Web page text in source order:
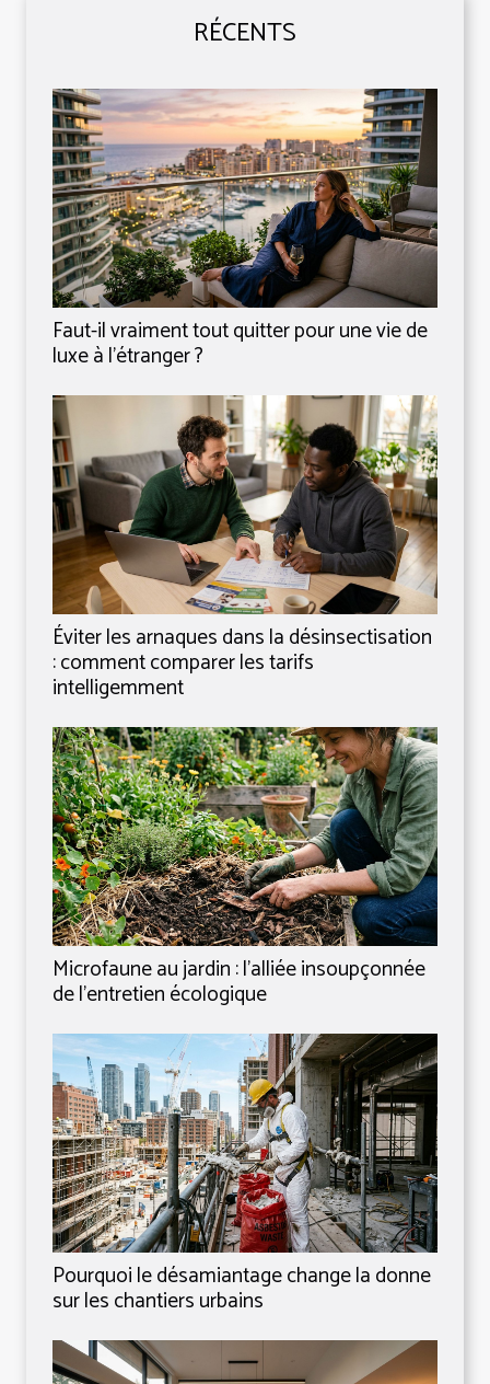
RÉCENTS
Faut-il vraiment tout quitter pour une vie de
luxe à l’étranger ?
Éviter les arnaques dans la désinsectisation
: comment comparer les tarifs
intelligemment
Microfaune au jardin : l’alliée insoupçonnée
de l’entretien écologique
Pourquoi le désamiantage change la donne
sur les chantiers urbains